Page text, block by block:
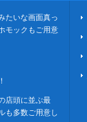
たいな画面真っ
モックもご用意
店頭に並ぶ最
も多数ご用意し